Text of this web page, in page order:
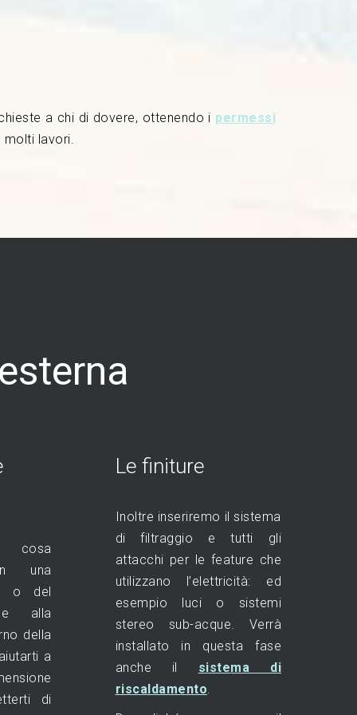
a chi di dovere, ottenendo i permessi
molti lavori.
una
o del
alla
della
a
di
Le finiture
Inoltre inseriremo il sistema
di filtraggio e tutti gli
attacchi per le feature che
utilizzano l’elettricità: ed
esempio luci o sistemi
stereo sub-acque. Verrà
installato in questa fase
anche il sistema di
riscaldamento.